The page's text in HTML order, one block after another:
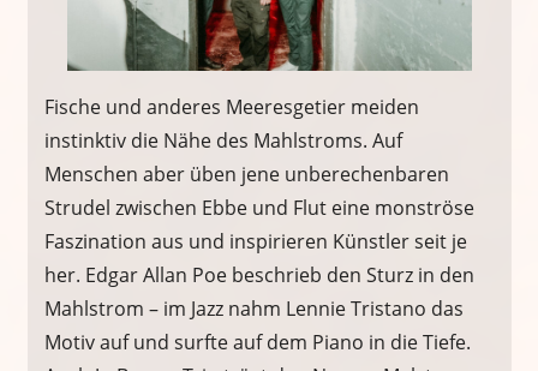
Fische und anderes Meeresgetier meiden
instinktiv die Nähe des Mahlstroms. Auf
Menschen aber üben jene unberechenbaren
Strudel zwischen Ebbe und Flut eine monströse
Faszination aus und inspirieren Künstler seit je
her. Edgar Allan Poe beschrieb den Sturz in den
Mahlstrom – im Jazz nahm Lennie Tristano das
Motiv auf und surfte auf dem Piano in die Tiefe.